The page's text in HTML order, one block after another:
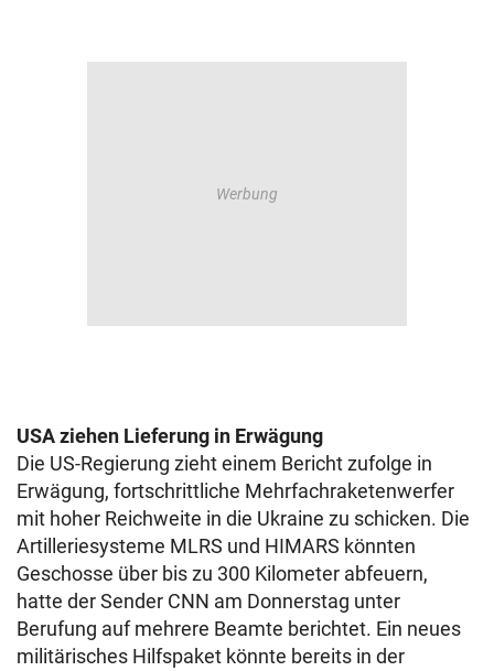
USA ziehen Lieferung in Erwägung
Die US-Regierung zieht einem Bericht zufolge in
Erwägung, fortschrittliche Mehrfachraketenwerfer
mit hoher Reichweite in die Ukraine zu schicken. Die
Artilleriesysteme MLRS und HIMARS könnten
Geschosse über bis zu 300 Kilometer abfeuern,
hatte der Sender CNN am Donnerstag unter
Berufung auf mehrere Beamte berichtet. Ein neues
militärisches Hilfspaket könnte bereits in der